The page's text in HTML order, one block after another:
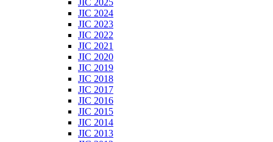
JIC 2025
JIC 2024
JIC 2023
JIC 2022
JIC 2021
JIC 2020
JIC 2019
JIC 2018
JIC 2017
JIC 2016
JIC 2015
JIC 2014
JIC 2013